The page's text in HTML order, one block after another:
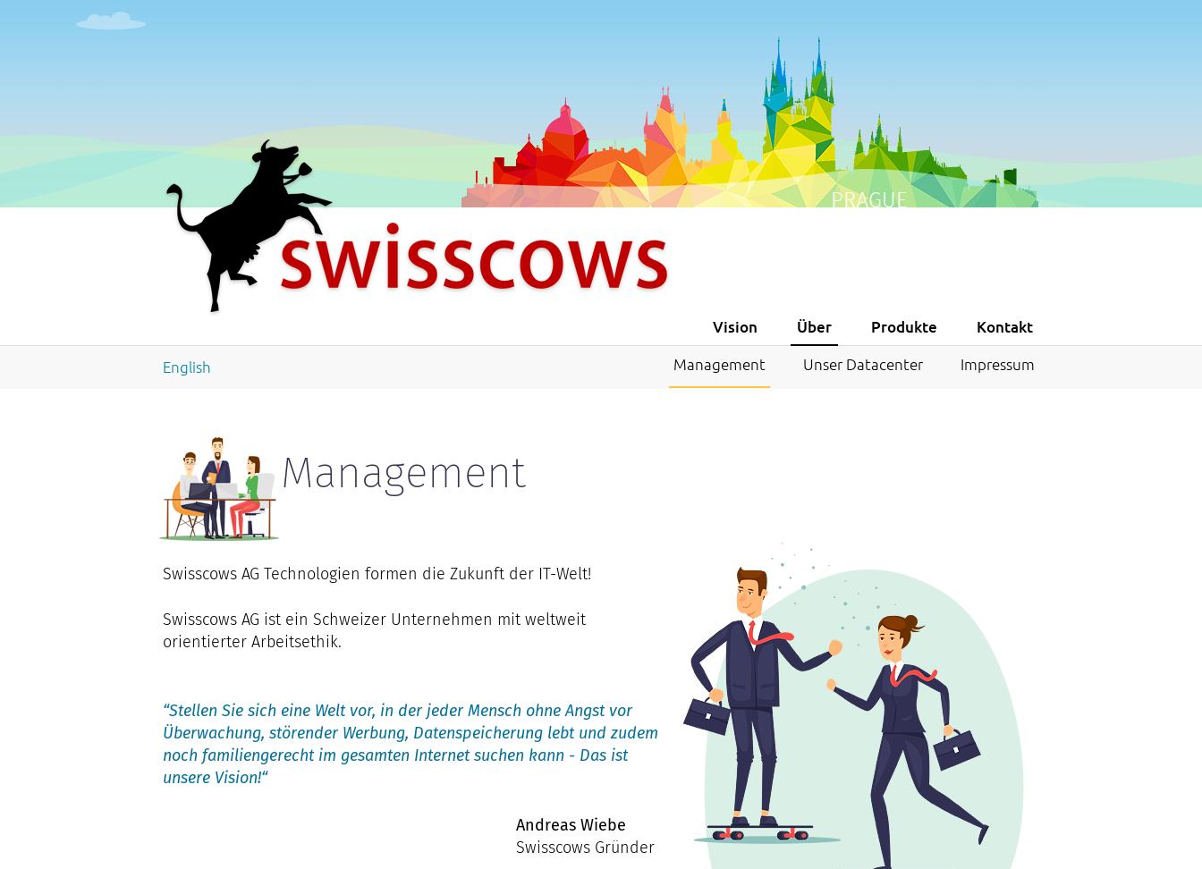
English
Vision Über
Management Unser Datacenter Impressum
Produkte Kontakt
Management
Swisscows AG Technologien formen die Zukunft der IT-Welt!
Swisscows AG ist ein Schweizer Unternehmen mit weltweit
orientierter Arbeitsethik.
“Stellen Sie sich eine Welt vor, in der jeder Mensch ohne Angst vor
Überwachung, störender Werbung, Datenspeicherung lebt und zudem
noch familiengerecht im gesamten Internet suchen kann - Das ist
unsere Vision!“
Andreas Wiebe
Swisscows Gründer